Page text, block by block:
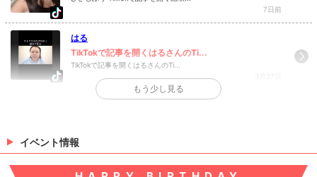
7日前
はる
TikTokで記事を開くはるさんのTi...
TikTokで記事を開くはるさんのTi...
もう少し見る
イベント情報